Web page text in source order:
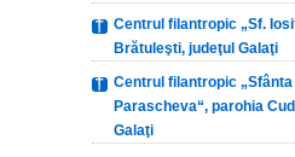
Centrul filantropic „Sf.
Brătuleşti, judeţul Galaţi
Centrul filantropic
Parascheva“, parohia
Galaţi